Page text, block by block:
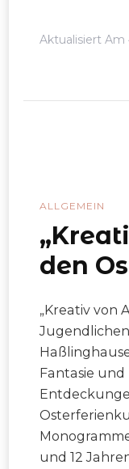
Aktualisiert Am
ALLGEMEIN
den
„Kreativ von
Fantasie
und 12